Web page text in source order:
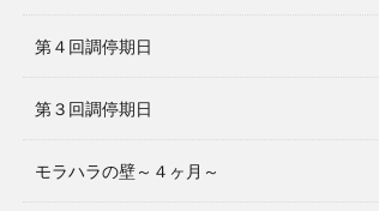
第４回調停期日
第３回調停期日
モラハラの壁～４ヶ月～